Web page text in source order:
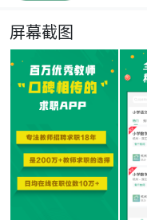
屏幕截图